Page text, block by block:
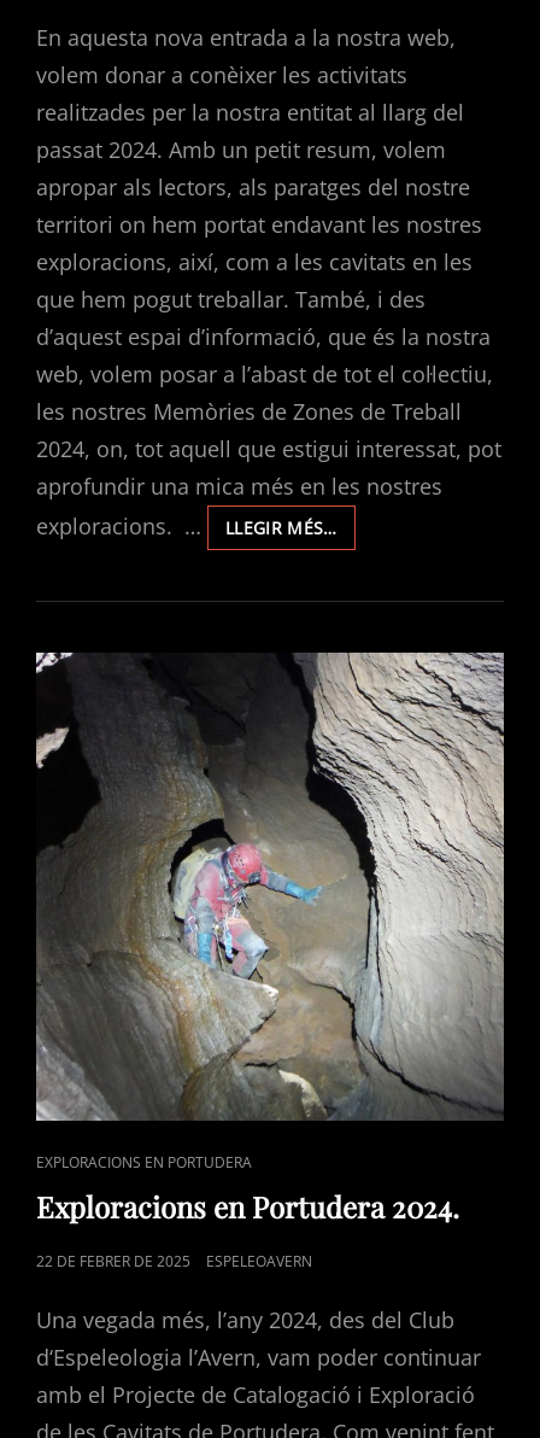
En aquesta nova entrada a la nostra web,
volem donar a conèixer les activitats
realitzades per la nostra entitat al llarg del
passat 2024. Amb un petit resum, volem
apropar als lectors, als paratges del nostre
territori on hem portat endavant les nostres
exploracions, així, com a les cavitats en les
que hem pogut treballar. També, i des
d’aquest espai d’informació, que és la nostra
web, volem posar a l’abast de tot el col·lectiu,
les nostres Memòries de Zones de Treball
2024, on, tot aquell que estigui interessat, pot
aprofundir una mica més en les nostres
exploracions. …
LLEGIR MÉS…MEMÒRIES
D’ACTIVITATS
CLUB
L’AVERN
2024.
CAT
LINKS
EXPLORACIONS EN PORTUDERA
Exploracions en Portudera 2024.
POSTED
22 DE FEBRER DE 2025 ESPELEOAVERN
Una vegada més, l’any 2024, des del Club
d‘Espeleologia l’Avern, vam poder continuar
amb el Projecte de Catalogació i Exploració
de les Cavitats de Portudera. Com venint fent